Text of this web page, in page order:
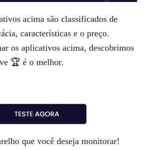
acima são classificados de
características e o preço.
os aplicativos acima, descobrimos
🏆 é o melhor.
que você deseja monitorar!